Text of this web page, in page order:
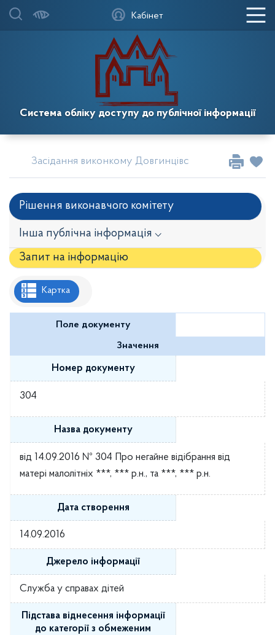
Система обліку доступу до публічної інформації
Кабінет
Засідання виконкому Довгинцівської районної в
Рішення виконавчого комітету
Інша публічна інформація ⌵
Запит на iнформацію
Рішення районної ради
Рішення виконавчого комітету
Розпорядження районного голови
Регуляторні акти
Проекти рішень районної ради
Проєкти рішень виконавчого комітету
Картка
Поле документу
Значення
Номер документу
304
Назва документу
від 14.09.2016 № 304 Про негайне відібрання від
матері малолітніх ***, *** р.н., та ***, *** р.н.
Дата створення
14.09.2016
Джерело інформації
Служба у справах дітей
Підстава віднесення інформації
до категорії з обмеженим